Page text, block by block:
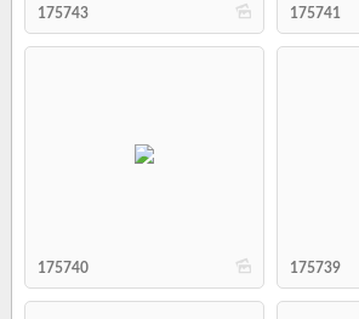
b
175743 175741
b
175740 175739